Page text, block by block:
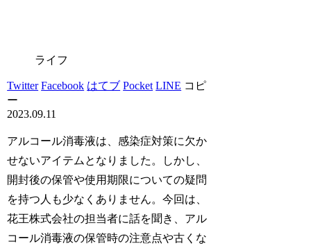
ライフ
Twitter Facebook はてブ Pocket LINE コピ
ー
2023.09.11
アルコール消毒液は、感染症対策に欠か
せないアイテムとなりました。しかし、
開封後の保管や使用期限についての疑問
を持つ人も少なくありません。今回は、
花王株式会社の担当者に話を聞き、アル
コール消毒液の保管時の注意点や古くな